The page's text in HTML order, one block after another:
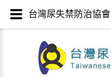
台灣尿失禁防治協會